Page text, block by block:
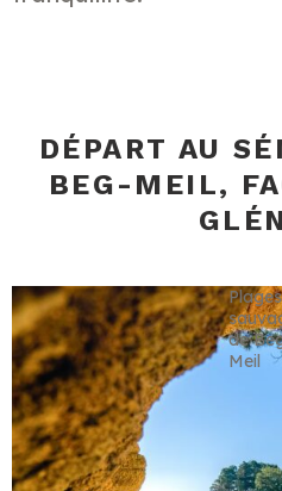
DÉPART AU
BEG-MEIL,
Plages
de
Meil